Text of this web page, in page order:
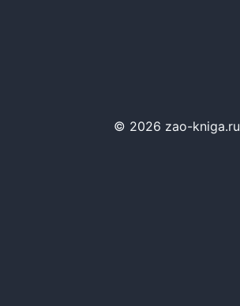
© 2026 zao-kniga.ru